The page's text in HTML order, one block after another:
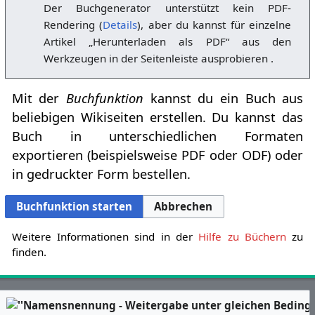
Der Buchgenerator unterstützt kein PDF-
Rendering (Details), aber du kannst für einzelne
Artikel „Herunterladen als PDF“ aus den
Werkzeugen in der Seitenleiste ausprobieren .
Mit derBuchfunktion kannst du ein Buch aus
beliebigen Wikiseiten erstellen. Du kannst das
Buch in unterschiedlichen Formaten
exportieren (beispielsweise PDF oder ODF) oder
in gedruckter Form bestellen.
Buchfunktion starten Abbrechen
Weitere Informationen sind in der Hilfe zu Büchernzu
finden.